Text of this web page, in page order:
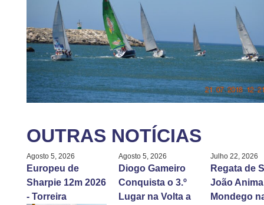
OUTRAS NOTÍCIAS
Agosto 5, 2026
Europeu de
Sharpie 12m 2026
- Torreira
Agosto 5, 2026
Diogo Gameiro
Conquista o 3.º
Lugar na Volta a
Julho 22, 2026
Regata de
João
Mondego